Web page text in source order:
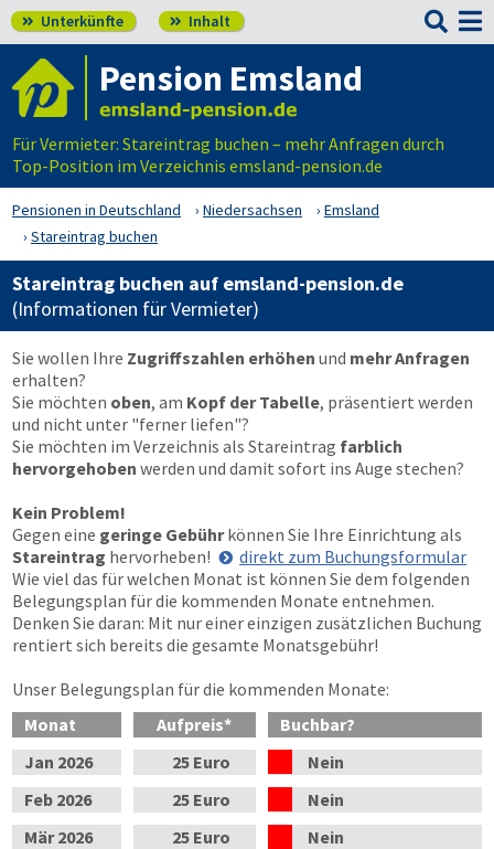
 Unterkünfte  Inhalt 
Pension Emsland
Für Vermieter: Stareintrag buchen – mehr Anfragen durch
Top-Position im Verzeichnis emsland-pension.de
Pensionen in Deutschland Niedersachsen
Emsland
Stareintrag buchen
Stareintrag buchen auf emsland-pension.de
(Informationen für Vermieter)
Sie wollen Ihre Zugriffszahlen erhöhen und mehr Anfragen
erhalten?
Sie möchten oben, am Kopf der Tabelle, präsentiert werden
und nicht unter "ferner liefen"?
Sie möchten im Verzeichnis als Stareintrag farblich
hervorgehoben werden und damit sofort ins Auge stechen?
Kein Problem!
Gegen eine geringe Gebührkönnen Sie Ihre Einrichtung als
Stareintrag hervorheben!
direkt zum Buchungsformular
Wie viel das für welchen Monat ist können Sie dem folgenden
Belegungsplan für die kommenden Monate entnehmen.
Denken Sie daran: Mit nur einer einzigen zusätzlichen Buchung
rentiert sich bereits die gesamte Monatsgebühr!
Unser Belegungsplan für die kommenden Monate:
Monat
Aufpreis*
Buchbar?
Jan 2026 25 Euro
Nein
Feb 2026 25 Euro
Nein
Mär2026 25 Euro
Nein